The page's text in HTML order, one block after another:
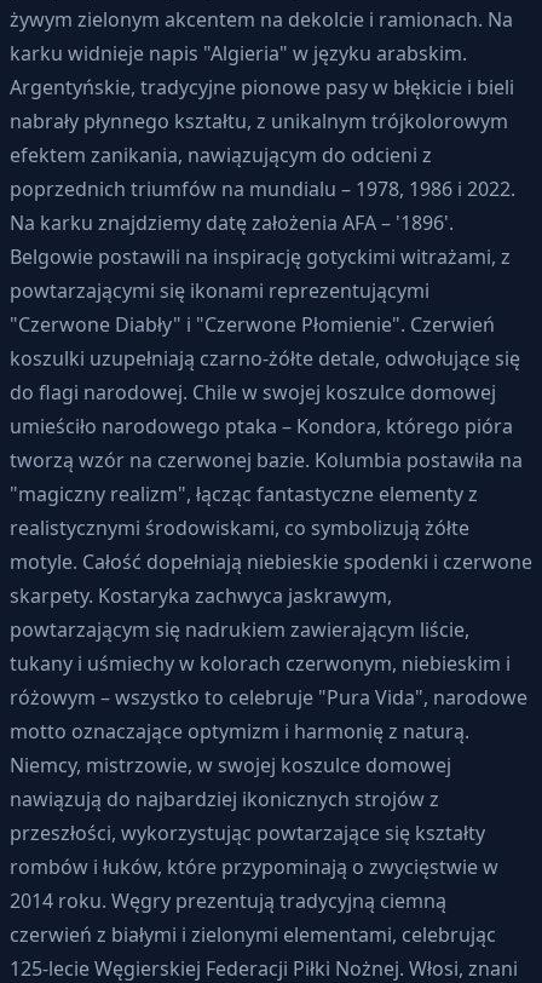
żywym zielonym akcentem na dekolcie i ramionach. Na
karku widnieje napis "Algieria" w języku arabskim.
Argentyńskie, tradycyjne pionowe pasy w błękicie i bieli
nabrały płynnego kształtu, z unikalnym trójkolorowym
efektem zanikania, nawiązującym do odcieni z
poprzednich triumfów na mundialu – 1978, 1986 i 2022.
Na karku znajdziemy datę założenia AFA – '1896'.
Belgowie postawili na inspirację gotyckimi witrażami, z
powtarzającymi się ikonami reprezentującymi
"Czerwone Diabły" i "Czerwone Płomienie". Czerwień
koszulki uzupełniają czarno-żółte detale, odwołujące się
do flagi narodowej. Chile w swojej koszulce domowej
umieściło narodowego ptaka – Kondora, którego pióra
tworzą wzór na czerwonej bazie. Kolumbia postawiła na
"magiczny realizm", łącząc fantastyczne elementy z
realistycznymi środowiskami, co symbolizują żółte
motyle. Całość dopełniają niebieskie spodenki i czerwone
skarpety. Kostaryka zachwyca jaskrawym,
powtarzającym się nadrukiem zawierającym liście,
tukany i uśmiechy w kolorach czerwonym, niebieskim i
różowym – wszystko to celebruje "Pura Vida", narodowe
motto oznaczające optymizm i harmonię z naturą.
Niemcy, mistrzowie, w swojej koszulce domowej
nawiązują do najbardziej ikonicznych strojów z
przeszłości, wykorzystując powtarzające się kształty
rombów i łuków, które przypominają o zwycięstwie w
2014 roku. Węgry prezentują tradycyjną ciemną
czerwień z białymi i zielonymi elementami, celebrując
125-lecie Węgierskiej Federacji Piłki Nożnej. Włosi, znani